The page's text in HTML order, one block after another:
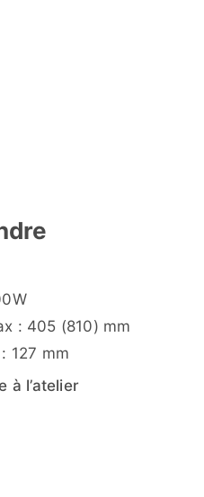
: 405 (810) mm
127 mm
à l’atelier